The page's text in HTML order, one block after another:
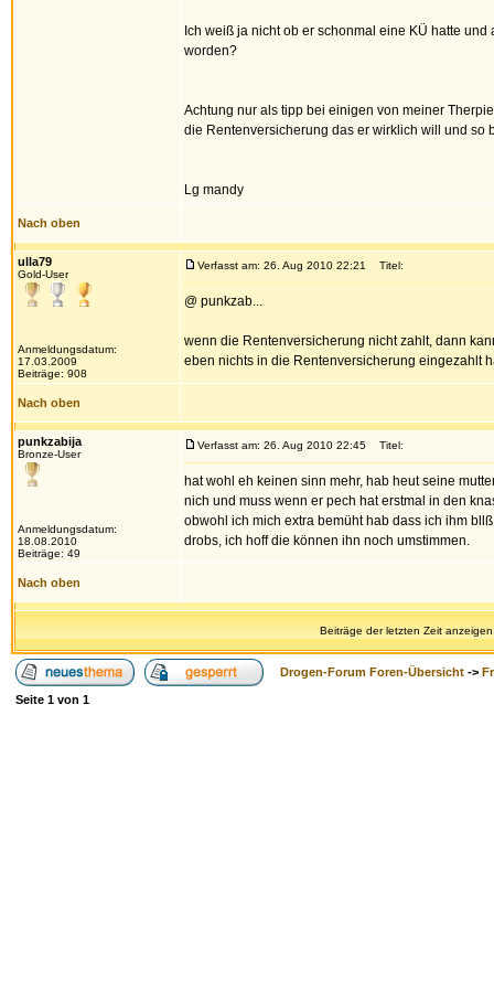
Ich weiß ja nicht ob er schonmal eine KÜ hatte
worden?
Achtung nur als tipp bei einigen von meiner
die Rentenversicherung das er wirklich will und so
Lg mandy
Nach oben
ulla79
Gold-User
Anmeldungsdatum:
17.03.2009
Beiträge: 908
Verfasst am: 26. Aug 2010 22:21 Titel:
@ punkzab...
wenn die Rentenversicherung nicht zahlt, dann
eben nichts in die Rentenversicherung eingezahlt
Nach oben
punkzabija
Bronze-User
Anmeldungsdatum:
18.08.2010
Beiträge: 49
Verfasst am: 26. Aug 2010 22:45 Titel:
hat wohl eh keinen sinn mehr, hab heut seine
nich und muss wenn er pech hat erstmal in den
obwohl ich mich extra bemüht hab dass ich ihm
drobs, ich hoff die können ihn noch umstimmen.
Nach oben
Beiträge der letzten Zeit
Drogen-Forum Foren-Übersicht ->
Seite 1 von 1